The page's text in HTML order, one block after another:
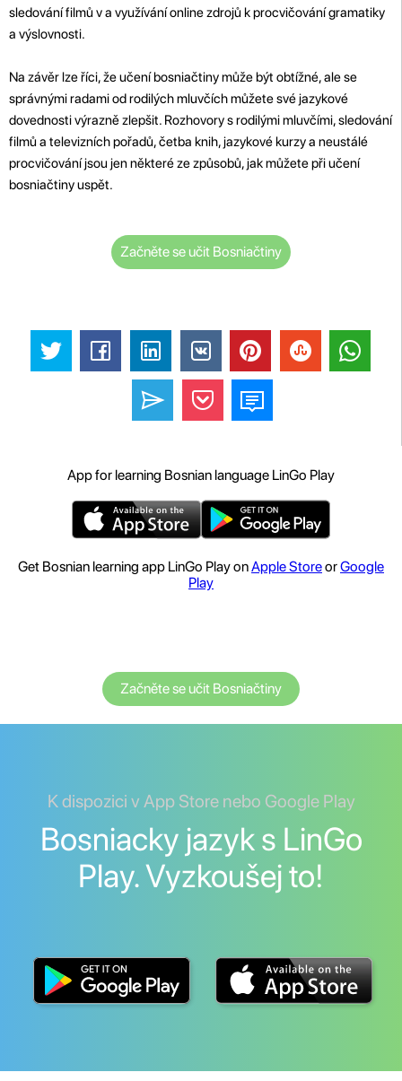
sledování filmů v a využívání online zdrojů k procvičování gramatiky
a výslovnosti.
Na závěr lze říci, že učení bosniačtiny může být obtížné, ale se
správnými radami od rodilých mluvčích můžete své jazykové
dovednosti výrazně zlepšit. Rozhovory s rodilými mluvčími, sledování
filmů a televizních pořadů, četba knih, jazykové kurzy a neustálé
procvičování jsou jen některé ze způsobů, jak můžete při učení
bosniačtiny uspět.
Začněte se učit Bosniačtiny
App for learning Bosnian language LinGo Play
Get Bosnian learning app LinGo Play onApple StoreorGoogle
Play
Začněte se učit Bosniačtiny
K dispozici v App Store nebo Google Play
Bosniacky jazyk s LinGo
Play. Vyzkoušej to!